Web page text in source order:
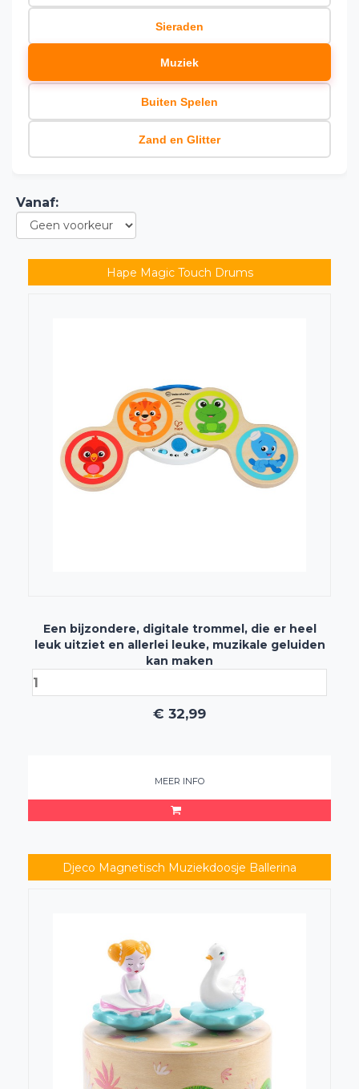
Sieraden
Muziek
Buiten Spelen
Zand en Glitter
Vanaf:
Hape Magic Touch Drums
Een bijzondere, digitale trommel, die er heel
leuk uitziet en allerlei leuke, muzikale geluiden
kan maken
€ 32,99
MEER INFO
Djeco Magnetisch Muziekdoosje Ballerina